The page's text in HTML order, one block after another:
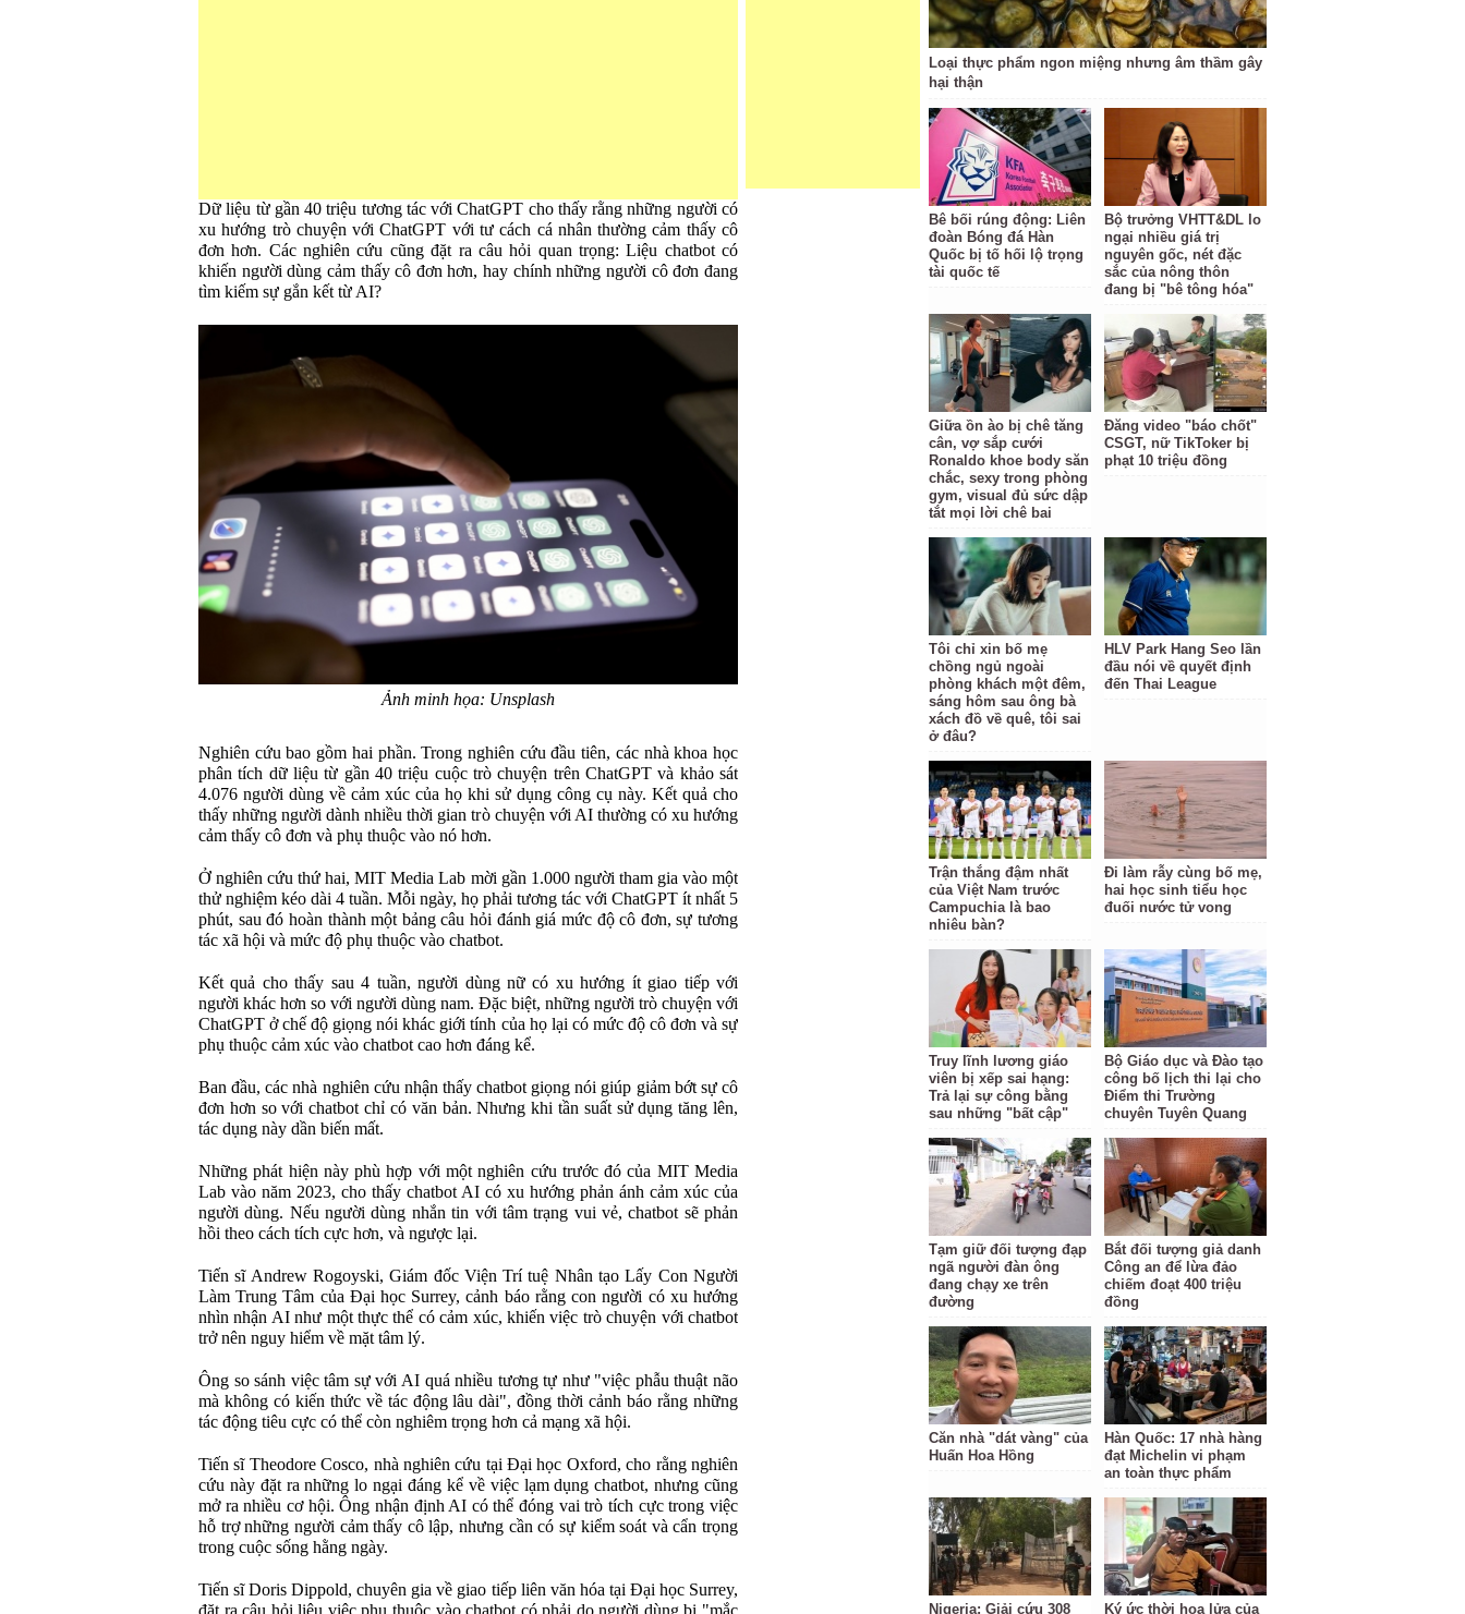
Dữ liệu từ gần 40 triệu tương tác với ChatGPT cho thấy rằng những người có
xu hướng trò chuyện với ChatGPT với tư cách cá nhân thường cảm thấy cô
đơn hơn. Các nghiên cứu cũng đặt ra câu hỏi quan trọng: Liệu chatbot có
khiến người dùng cảm thấy cô đơn hơn, hay chính những người cô đơn đang
tìm kiếm sự gắn kết từ AI?
Ảnh minh họa: Unsplash
Nghiên cứu bao gồm hai phần. Trong nghiên cứu đầu tiên, các nhà khoa học
phân tích dữ liệu từ gần 40 triệu cuộc trò chuyện trên ChatGPT và khảo sát
4.076 người dùng về cảm xúc của họ khi sử dụng công cụ này. Kết quả cho
thấy những người dành nhiều thời gian trò chuyện với AI thường có xu hướng
cảm thấy cô đơn và phụ thuộc vào nó hơn.
Ở nghiên cứu thứ hai, MIT Media Lab mời gần 1.000 người tham gia vào một
thử nghiệm kéo dài 4 tuần. Mỗi ngày, họ phải tương tác với ChatGPT ít nhất 5
phút, sau đó hoàn thành một bảng câu hỏi đánh giá mức độ cô đơn, sự tương
tác xã hội và mức độ phụ thuộc vào chatbot.
Kết quả cho thấy sau 4 tuần, người dùng nữ có xu hướng ít giao tiếp với
người khác hơn so với người dùng nam. Đặc biệt, những người trò chuyện với
ChatGPT ở chế độ giọng nói khác giới tính của họ lại có mức độ cô đơn và sự
phụ thuộc cảm xúc vào chatbot cao hơn đáng kể.
Ban đầu, các nhà nghiên cứu nhận thấy chatbot giọng nói giúp giảm bớt sự cô
đơn hơn so với chatbot chỉ có văn bản. Nhưng khi tần suất sử dụng tăng lên,
tác dụng này dần biến mất.
Những phát hiện này phù hợp với một nghiên cứu trước đó của MIT Media
Lab vào năm 2023, cho thấy chatbot AI có xu hướng phản ánh cảm xúc của
người dùng. Nếu người dùng nhắn tin với tâm trạng vui vẻ, chatbot sẽ phản
hồi theo cách tích cực hơn, và ngược lại.
Tiến sĩ Andrew Rogoyski, Giám đốc Viện Trí tuệ Nhân tạo Lấy Con Người
Làm Trung Tâm của Đại học Surrey, cảnh báo rằng con người có xu hướng
nhìn nhận AI như một thực thể có cảm xúc, khiến việc trò chuyện với chatbot
trở nên nguy hiểm về mặt tâm lý.
Ông so sánh việc tâm sự với AI quá nhiều tương tự như "việc phẫu thuật não
mà không có kiến thức về tác động lâu dài", đồng thời cảnh báo rằng những
tác động tiêu cực có thể còn nghiêm trọng hơn cả mạng xã hội.
Tiến sĩ Theodore Cosco, nhà nghiên cứu tại Đại học Oxford, cho rằng nghiên
cứu này đặt ra những lo ngại đáng kể về việc lạm dụng chatbot, nhưng cũng
mở ra nhiều cơ hội. Ông nhận định AI có thể đóng vai trò tích cực trong việc
hỗ trợ những người cảm thấy cô lập, nhưng cần có sự kiểm soát và cẩn trọng
trong cuộc sống hằng ngày.
Tiến sĩ Doris Dippold, chuyên gia về giao tiếp liên văn hóa tại Đại học Surrey,
Loại thực phẩm ngon miệng nhưng âm thầm gây
hại thận
Bê bối rúng động: Liên
đoàn Bóng đá Hàn
Quốc bị tố hối lộ trọng
tài quốc tế
Bộ trưởng VHTT&DL lo
ngại nhiều giá trị
nguyên gốc, nét đặc
sắc của nông thôn
đang bị "bê tông hóa"
Giữa ồn ào bị chê tăng
cân, vợ sắp cưới
Ronaldo khoe body săn
chắc, sexy trong phòng
gym, visual đủ sức dập
tắt mọi lời chê bai
Đăng video "báo chốt"
CSGT, nữ TikToker bị
phạt 10 triệu đồng
Tôi chỉ xin bố mẹ
chồng ngủ ngoài
phòng khách một đêm,
sáng hôm sau ông bà
xách đồ về quê, tôi sai
ở đâu?
HLV Park Hang Seo lần
đầu nói về quyết định
đến Thai League
Trận thắng đậm nhất
của Việt Nam trước
Campuchia là bao
nhiêu bàn?
Đi làm rẫy cùng bố mẹ,
hai học sinh tiểu học
đuối nước tử vong
Truy lĩnh lương giáo
viên bị xếp sai hạng:
Trả lại sự công bằng
sau những "bất cập"
Bộ Giáo dục và Đào tạo
công bố lịch thi lại cho
Điểm thi Trường
chuyên Tuyên Quang
Tạm giữ đối tượng đạp
ngã người đàn ông
đang chạy xe trên
đường
Bắt đối tượng giả danh
Công an để lừa đảo
chiếm đoạt 400 triệu
đồng
Căn nhà "dát vàng" của
Huấn Hoa Hồng
Hàn Quốc: 17 nhà hàng
đạt Michelin vi phạm
an toàn thực phẩm
Nigeria: Giải cứu 308
Ký ức thời hoa lửa của